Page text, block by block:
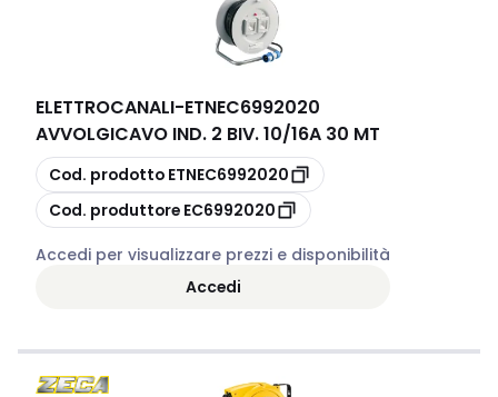
ELETTROCANALI-ETNEC6992020
AVVOLGICAVO IND. 2 BIV. 10/16A 30 MT
copia
Cod. prodotto ETNEC6992020
copia
Cod. produttore EC6992020
Accedi per visualizzare prezzi e disponibilità
Accedi